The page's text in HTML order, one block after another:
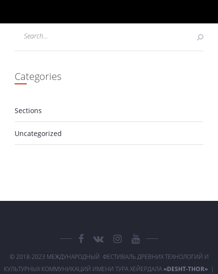
Categories
Sections
Uncategorized
© 2018-2023 МЕЖДУНАРОДНЫЙ ФЕСТИВАЛЬ ДРЕВНИХ ТЕХНОЛОГИЙ И
КУЛЬТУРНЫХ КОММУНИКАЦИЙ ИМЕНИ ТУРА ХЕЙЕРДАЛА«DESHT-THOR» |